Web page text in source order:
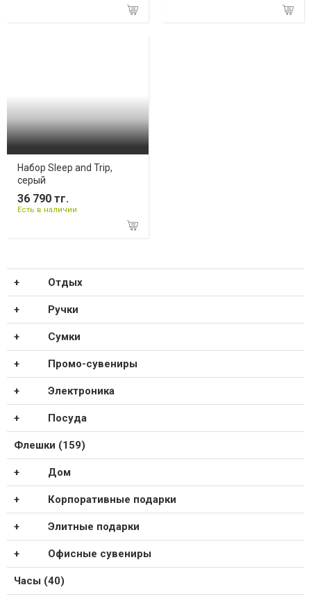
Набор Sleep and Trip,
серый
36 790 тг.
Есть в наличии
Отдых
Ручки
Сумки
Промо-сувениры
Электроника
Посуда
Флешки (159)
Дом
Корпоративные подарки
Элитные подарки
Офисные сувениры
Часы (40)